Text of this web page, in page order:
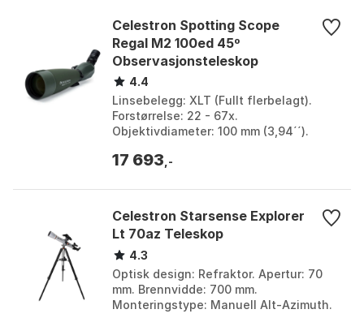
Celestron Spotting Scope
Regal M2 100ed 45º
Observasjonsteleskop
4.4
Linsebelegg: XLT (Fullt flerbelagt).
Forstørrelse: 22 - 67x.
Objektivdiameter: 100 mm (3,94´´).
Størrelse: One Size.
17 693 ,-
Celestron Starsense Explorer
Lt 70az Teleskop
4.3
Optisk design: Refraktor. Apertur: 70
mm. Brennvidde: 700 mm.
Monteringstype: Manuell Alt-Azimuth.